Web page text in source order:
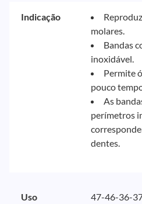
Indicação
molares.
Bandas
inoxidável.
Permite
pouco
As
perímetros
dentes.
Uso 47-46-36-